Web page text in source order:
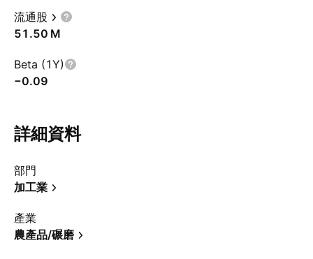
流通股
‪51.50 M‬
Beta (1Y)
−0.09
詳細資料
部門
加工業
產業
農產品/碾磨